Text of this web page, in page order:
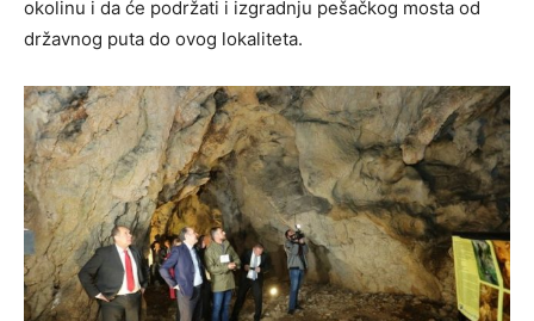
okolinu i da će podržati i izgradnju pešačkog mosta od
državnog puta do ovog lokaliteta.